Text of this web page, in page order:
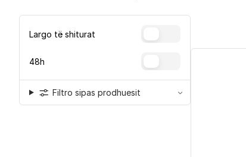
Largo të shiturat
48h
Filtro sipas prodhuesit